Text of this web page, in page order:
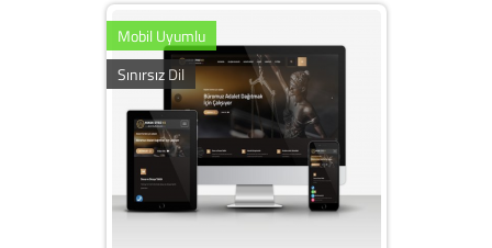
Mobil Uyumlu
Sınırsız Dil